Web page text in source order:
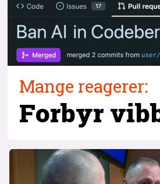
Mange reagerer:
Forbyr